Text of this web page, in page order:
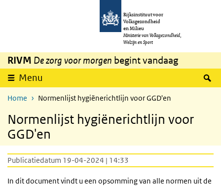
Overslaan en naar de inhoud gaan
Rijksinstituut voor
Volksgezondheid
en Milieu
Ministerie van Volksgezondheid,
Welzijn en Sport
RIVM De zorg voor morgen begint vandaag
Menu
Home Normenlijst hygiënerichtlijn voor GGD'en
Normenlijst hygiënerichtlijn voor
GGD'en
Publicatiedatum 19-04-2024 | 14:33
In dit document vindt u een opsomming van alle normen uit de